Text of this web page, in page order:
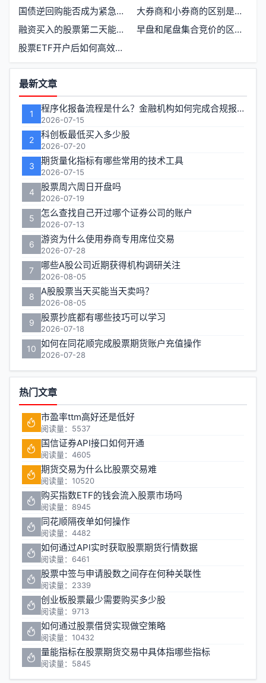
国债逆回购能否成为紧急备用金的首选投资工具
大券商和小券商的区别是什么，除了规模大还有别的优势吗
融资买入的股票第二天能卖出吗
早盘和尾盘集合竞价的区别有哪些
股票ETF开户后如何高效买入并管理交易策略
功
能
区
最新文章
1 程序化报备流程是什么？金融机构如何完成合规报备
2026-07-15
2 科创板最低买入多少股
2026-07-20
3 期货量化指标有哪些常用的技术工具
2026-07-15
4 股票周六周日开盘吗
2026-07-19
5 怎么查找自己开过哪个证券公司的账户
2026-07-13
6 游资为什么使用券商专用席位交易
2026-07-28
7 哪些A股公司近期获得机构调研关注
2026-08-05
8 A股股票当天买能当天卖吗？
2026-08-05
9 股票抄底都有哪些技巧可以学习
2026-07-18
10 如何在同花顺完成股票期货账户充值操作
2026-07-28
热门文章
市盈率ttm高好还是低好
阅读量：5537
国信证券API接口如何开通
阅读量：4605
期货交易为什么比股票交易难
阅读量：10520
购买指数ETF的钱会流入股票市场吗
阅读量：8945
同花顺隔夜单如何操作
阅读量：4482
如何通过API实时获取股票期货行情数据
阅读量：6461
股票中签与申请股数之间存在何种关联性
阅读量：2339
创业板股票最少需要购买多少股
阅读量：9713
如何通过股票借贷实现做空策略
阅读量：10432
量能指标在股票期货交易中具体指哪些指标
阅读量：5845